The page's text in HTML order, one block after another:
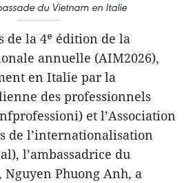
du Vietnam en Italie
de la 4ᵉ édition de la
annuelle (AIM2026),
en Italie par la
des professionnels
et l’Association
de l’internationalisation
l’ambassadrice du
Phuong Anh, a